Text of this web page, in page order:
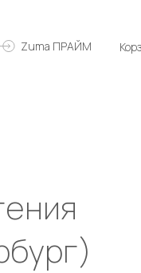
Zuma ПРАЙМ